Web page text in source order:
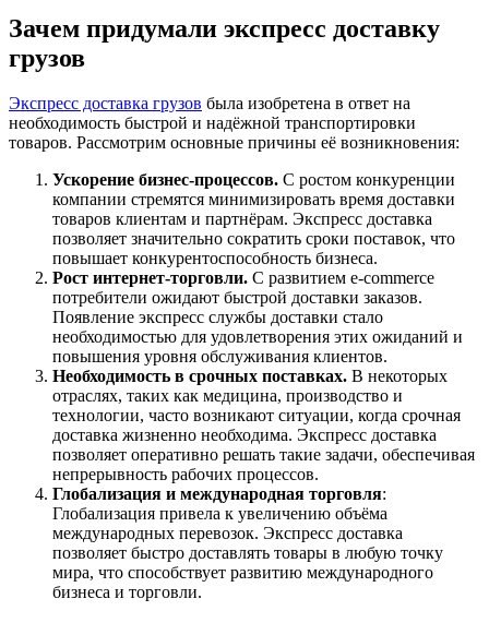
Зачем придумали экспресс доставку
грузов
Экспресс доставка грузов была изобретена в ответ на
необходимость быстрой и надёжной транспортировки
товаров. Рассмотрим основные причины её возникновения:
Ускорение бизнес-процессов. С ростом конкуренции
компании стремятся минимизировать время доставки
товаров клиентам и партнёрам. Экспресс доставка
позволяет значительно сократить сроки поставок, что
повышает конкурентоспособность бизнеса.
Рост интернет-торговли. С развитием e-commerce
потребители ожидают быстрой доставки заказов.
Появление экспресс службы доставки стало
необходимостью для удовлетворения этих ожиданий и
повышения уровня обслуживания клиентов.
Необходимость в срочных поставках. В некоторых
отраслях, таких как медицина, производство и
технологии, часто возникают ситуации, когда срочная
доставка жизненно необходима. Экспресс доставка
позволяет оперативно решать такие задачи, обеспечивая
непрерывность рабочих процессов.
Глобализация и международная торговля:
Глобализация привела к увеличению объёма
международных перевозок. Экспресс доставка
позволяет быстро доставлять товары в любую точку
мира, что способствует развитию международного
бизнеса и торговли.